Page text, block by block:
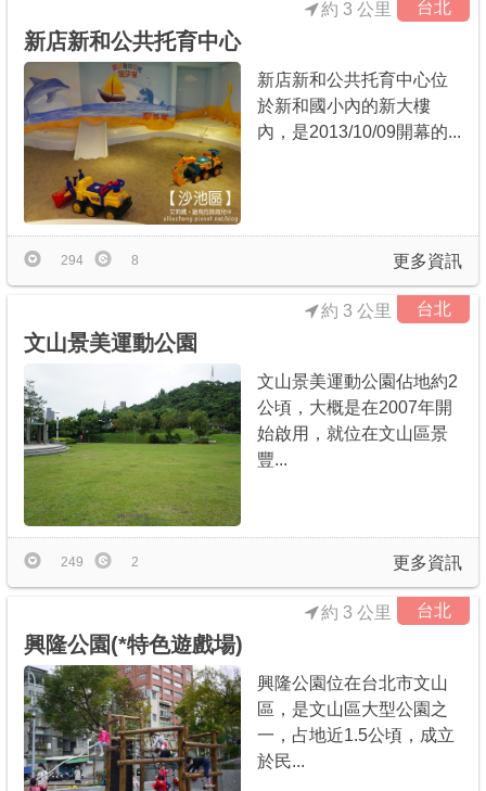
台北
約 3 公里
新店新和公共托育中心
新店新和公共托育中心位
於新和國小內的新大樓
內，是2013/10/09開幕的...
更多資訊
294 8
台北
約 3 公里
文山景美運動公園
文山景美運動公園佔地約2
公頃，大概是在2007年開
始啟用，就位在文山區景
豐...
更多資訊
249 2
台北
約 3 公里
興隆公園(*特色遊戲場)
興隆公園位在台北市文山
區，是文山區大型公園之
一，占地近1.5公頃，成立
於民...